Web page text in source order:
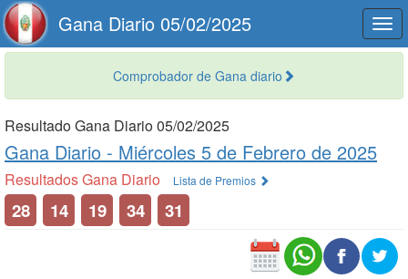
Gana Diario 05/02/2025
Comprobador de Gana diario
Resultado Gana Diario 05/02/2025
Gana Diario - Miércoles 5 de Febrero de 2025
Resultados Gana Diario Lista de Premios
28 14 19 34 31